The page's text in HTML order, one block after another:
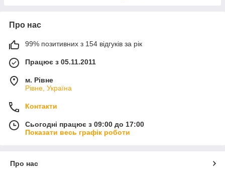
Про нас
99% позитивних з 154 відгуків за рік
Працює з 05.11.2011
м. Рівне
Рівне, Україна
Контакти
Сьогодні працює з 09:00 до 17:00
Показати весь графік роботи
Про нас